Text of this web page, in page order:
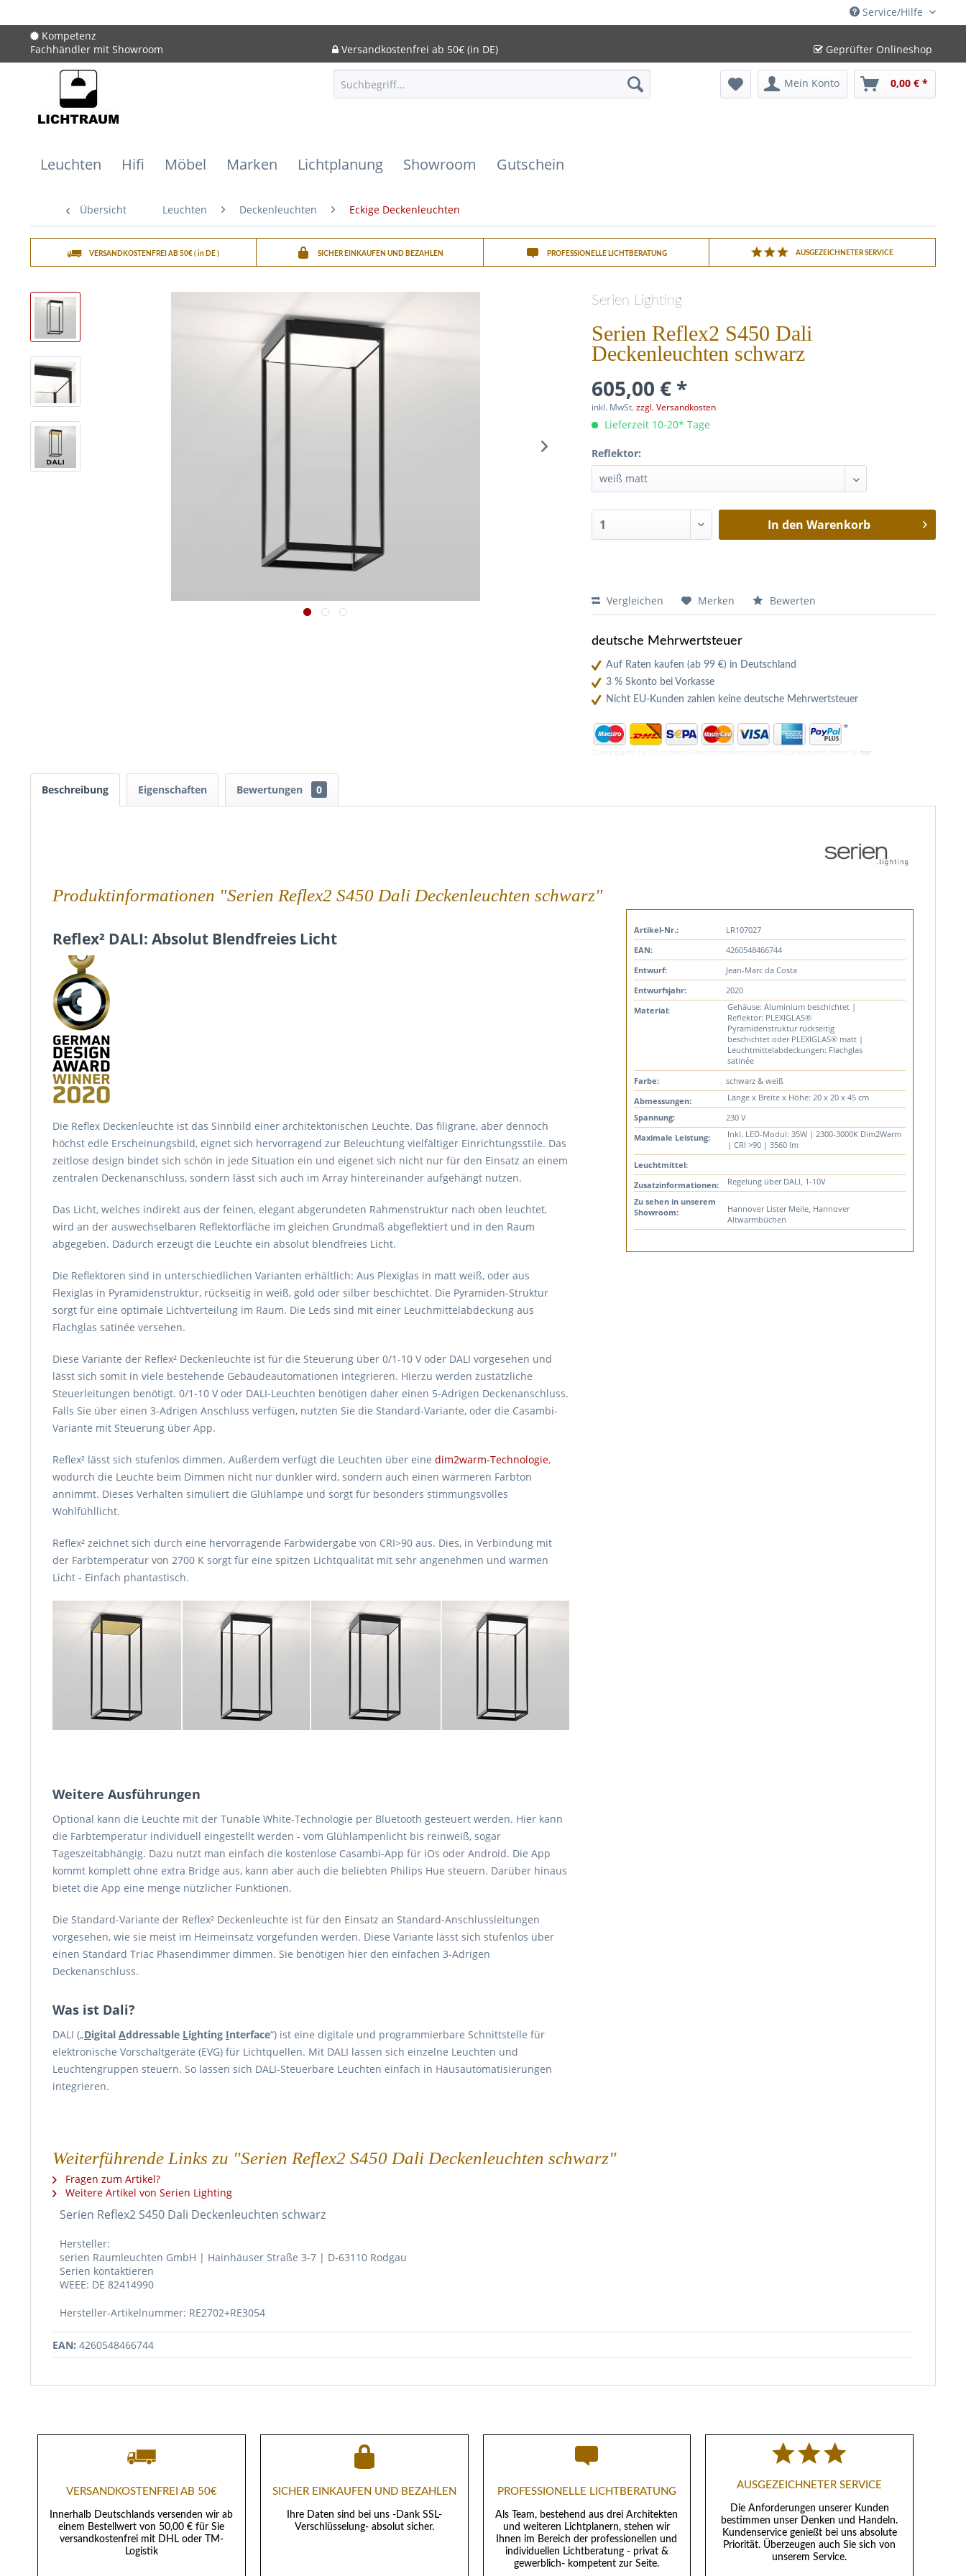
Service/Hilfe
Kompetenz
Fachhändler mit Showroom
Versandkostenfrei ab 50€ (in DE) Geprüfter Onlineshop
Mein Konto 0,00 € *
Leuchten Hifi Möbel Marken Lichtplanung Showroom Gutschein
Übersicht Leuchten Deckenleuchten Eckige Deckenleuchten
VERSANDKOSTENFREI AB 50€ ( in DE ) SICHER EINKAUFEN UND BEZAHLEN PROFESSIONELLE LICHTBERATUNG AUSGEZEICHNETER SERVICE
Serien Lighting
Serien Reflex2 S450 Dali
Deckenleuchten schwarz
605,00 € *
inkl. MwSt.zzgl. Versandkosten
Lieferzeit 10-20* Tage
Reflektor:
In den Warenkorb
Vergleichen Merken Bewerten
deutsche Mehrwertsteuer
Auf Raten kaufen (ab 99 €) in Deutschland
3 % Skonto bei Vorkasse
Nicht EU-Kunden zahlen keine deutsche Mehrwertsteuer
*
*Zahlungsarten für Deutschland. Mehr Informationen zu unseren Zahlungsarten finden Sie hier
Beschreibung Eigenschaften Bewertungen 0
Produktinformationen "Serien Reflex2 S450 Dali Deckenleuchten schwarz"
Reflex² DALI: Absolut Blendfreies Licht
Die Reflex Deckenleuchte ist das Sinnbild einer architektonischen Leuchte. Das filigrane, aber dennoch
höchst edle Erscheinungsbild, eignet sich hervorragend zur Beleuchtung vielfältiger Einrichtungsstile. Das
zeitlose design bindet sich schön in jede Situation ein und eigenet sich nicht nur für den Einsatz an einem
zentralen Deckenanschluss, sondern lässt sich auch im Array hintereinander aufgehängt nutzen.
Das Licht, welches indirekt aus der feinen, elegant abgerundeten Rahmenstruktur nach oben leuchtet,
wird an der auswechselbaren Reflektorfläche im gleichen Grundmaß abgeflektiert und in den Raum
abgegeben. Dadurch erzeugt die Leuchte ein absolut blendfreies Licht.
Die Reflektoren sind in unterschiedlichen Varianten erhältlich: Aus Plexiglas in matt weiß, oder aus
Flexiglas in Pyramidenstruktur, rückseitig in weiß, gold oder silber beschichtet. Die Pyramiden-Struktur
sorgt für eine optimale Lichtverteilung im Raum. Die Leds sind mit einer Leuchmittelabdeckung aus
Flachglas satinée versehen.
Diese Variante der Reflex² Deckenleuchte ist für die Steuerung über 0/1-10 V oder DALI vorgesehen und
lässt sich somit in viele bestehende Gebäudeautomationen integrieren. Hierzu werden zustätzliche
Steuerleitungen benötigt. 0/1-10 V oder DALI-Leuchten benötigen daher einen 5-Adrigen Deckenanschluss.
Falls Sie über einen 3-Adrigen Anschluss verfügen, nutzten Sie die Standard-Variante, oder die Casambi-
Variante mit Steuerung über App.
Reflex² lässt sich stufenlos dimmen. Außerdem verfügt die Leuchten über eine dim2warm-Technologie,
wodurch die Leuchte beim Dimmen nicht nur dunkler wird, sondern auch einen wärmeren Farbton
annimmt. Dieses Verhalten simuliert die Glühlampe und sorgt für besonders stimmungsvolles
Wohlfühllicht.
Reflex² zeichnet sich durch eine hervorragende Farbwidergabe von CRI>90 aus. Dies, in Verbindung mit
der Farbtemperatur von 2700 K sorgt für eine spitzen Lichtqualität mit sehr angenehmen und warmen
Licht - Einfach phantastisch.
Weitere Ausführungen
Optional kann die Leuchte mit der Tunable White-Technologie per Bluetooth gesteuert werden. Hier kann
die Farbtemperatur individuell eingestellt werden - vom Glühlampenlicht bis reinweiß, sogar
Tageszeitabhängig. Dazu nutzt man einfach die kostenlose Casambi-App für iOs oder Android. Die App
kommt komplett ohne extra Bridge aus, kann aber auch die beliebten Philips Hue steuern. Darüber hinaus
bietet die App eine menge nützlicher Funktionen.
Die Standard-Variante der Reflex² Deckenleuchte ist für den Einsatz an Standard-Anschlussleitungen
vorgesehen, wie sie meist im Heimeinsatz vorgefunden werden. Diese Variante lässt sich stufenlos über
einen Standard Triac Phasendimmer dimmen. Sie benötigen hier den einfachen 3-Adrigen
Deckenanschluss.
Was ist Dali?
DALI („Digital Addressable Lighting Interface“) ist eine digitale und programmierbare Schnittstelle für
elektronische Vorschaltgeräte (EVG) für Lichtquellen. Mit DALI lassen sich einzelne Leuchten und
Leuchtengruppen steuern. So lassen sich DALI-Steuerbare Leuchten einfach in Hausautomatisierungen
integrieren.
Artikel-Nr.:
LR107027
EAN:
4260548466744
Entwurf:
Jean-Marc da Costa
Entwurfsjahr:
2020
Material:
Gehäuse: Aluminium beschichtet |
Reflektor: PLEXIGLAS®
Pyramidenstruktur rückseitig
beschichtet oder PLEXIGLAS® matt |
Leuchtmittelabdeckungen: Flachglas
satinée
Farbe:
schwarz & weiß
Abmessungen:
Länge x Breite x Höhe: 20 x 20 x 45 cm
Spannung:
230 V
Maximale Leistung:
Inkl. LED-Modul: 35W | 2300-3000K Dim2Warm
| CRI >90 | 3560 lm
Leuchtmittel:
Zusatzinformationen:
Regelung über DALI, 1-10V
Zu sehen in unserem
Showroom:
Hannover Lister Meile, Hannover
Altwarmbüchen
Weiterführende Links zu "Serien Reflex2 S450 Dali Deckenleuchten schwarz"
Fragen zum Artikel?
Weitere Artikel von Serien Lighting
Serien Reflex2 S450 Dali Deckenleuchten schwarz
Hersteller:
serien Raumleuchten GmbH | Hainhäuser Straße 3-7 | D-63110 Rodgau
Serien kontaktieren
WEEE: DE 82414990
Hersteller-Artikelnummer: RE2702+RE3054
EAN: 4260548466744
VERSANDKOSTENFREI AB 50€
Innerhalb Deutschlands versenden wir ab
einem Bestellwert von 50,00 € für Sie
versandkostenfrei mit DHL oder TM-
Logistik
SICHER EINKAUFEN UND BEZAHLEN
Ihre Daten sind bei uns -Dank SSL-
Verschlüsselung- absolut sicher.
PROFESSIONELLE LICHTBERATUNG
Als Team, bestehend aus drei Architekten
und weiteren Lichtplanern, stehen wir
Ihnen im Bereich der professionellen und
individuellen Lichtberatung - privat &
gewerblich- kompetent zur Seite.
AUSGEZEICHNETER SERVICE
Die Anforderungen unserer Kunden
bestimmen unser Denken und Handeln.
Kundenservice genießt bei uns absolute
Priorität. Überzeugen auch Sie sich von
unserem Service.